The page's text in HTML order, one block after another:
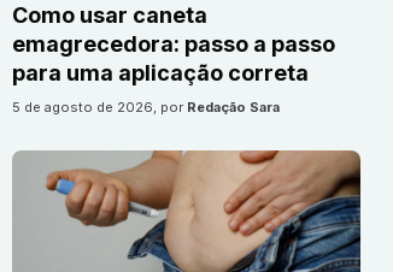
Como usar caneta
emagrecedora: passo a passo
para uma aplicação correta
5 de agosto de 2026, por Redação Sara